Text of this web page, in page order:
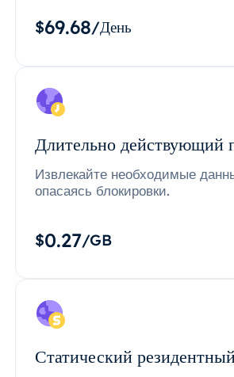
$69.68/День
Длительно действующий
Извлекайте необходимые
опасаясь блокировки.
$0.27/GB
Статический